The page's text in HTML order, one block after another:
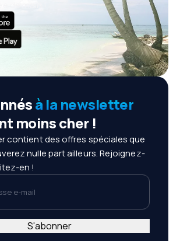
à la newsletter
moins cher !
contient des offres spéciales que
nulle part ailleurs. Rejoignez-
en !
e-mail
S'abonner